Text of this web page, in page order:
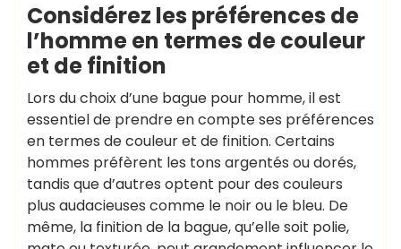
Considérez les préférences de
l’homme en termes de couleur
et de finition
Lors du choix d’une bague pour homme, il est
essentiel de prendre en compte ses préférences
en termes de couleur et de finition. Certains
hommes préfèrent les tons argentés ou dorés,
tandis que d’autres optent pour des couleurs
plus audacieuses comme le noir ou le bleu. De
même, la finition de la bague, qu’elle soit polie,